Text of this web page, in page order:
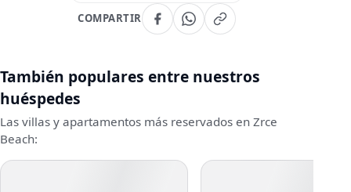
COMPARTIR
También populares entre nuestros
huéspedes
Las villas y apartamentos más reservados en Zrce
Beach: